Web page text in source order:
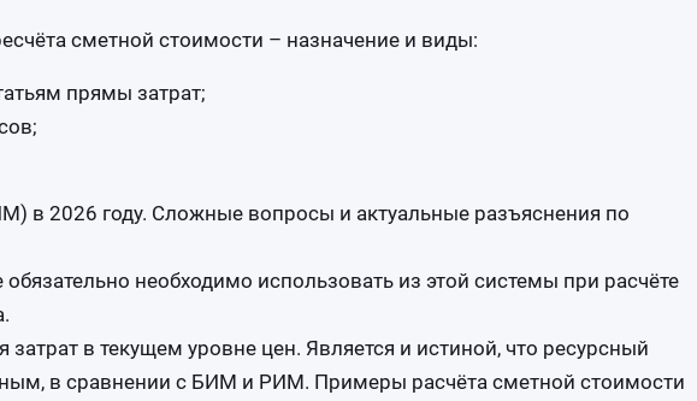
сметной стоимости – назначение и виды:
прямы затрат;
в 2026 году. Сложные вопросы и актуальные разъяснения по
необходимо использовать из этой системы при расчёте
в текущем уровне цен. Является и истиной, что ресурсный
в сравнении с БИМ и РИМ. Примеры расчёта сметной стоимости